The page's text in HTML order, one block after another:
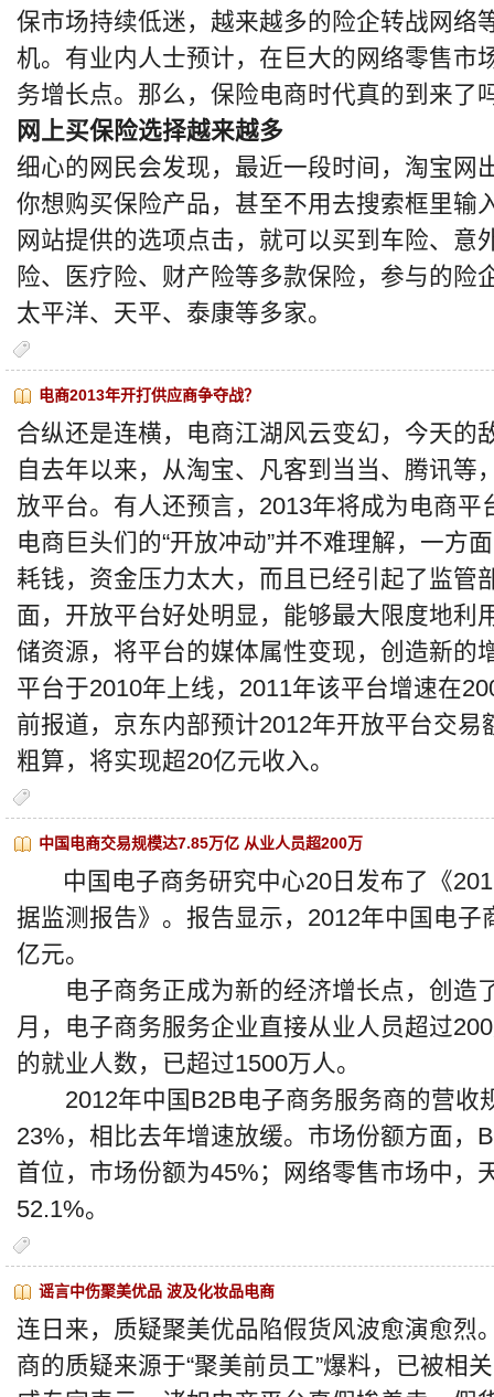
保市场持续低迷，越来越多的险企转战网络
机。有业内人士预计，在巨大的网络零售市
务增长点。那么，保险电商时代真的到来了
网上买保险选择越来越多
细心的网民会发现，最近一段时间，淘宝网
你想购买保险产品，甚至不用去搜索框里输
网站提供的选项点击，就可以买到车险、意
险、医疗险、财产险等多款保险，参与的险
太平洋、天平、泰康等多家。
电商2013年开打供应商争夺战？
合纵还是连横，电商江湖风云变幻，今天的
自去年以来，从淘宝、凡客到当当、腾讯等
放平台。有人还预言，2013年将成为电商平
电商巨头们的“开放冲动”并不难理解，一方
耗钱，资金压力太大，而且已经引起了监管
面，开放平台好处明显，能够最大限度地利
储资源，将平台的媒体属性变现，创造新的
平台于2010年上线，2011年该平台增速在
前报道，京东内部预计2012年开放平台交
粗算，将实现超20亿元收入。
中国电商交易规模达7.85万亿 从业人员超200万
中国电子商务研究中心20日发布了《
据监测报告》。报告显示，2012年中国电子
亿元。
电子商务正成为新的经济增长点，创造
月，电子商务服务企业直接从业人员超过
的就业人数，已超过1500万人。
2012年中国B2B电子商务服务商的营收
23%，相比去年增速放缓。市场份额方面，
首位，市场份额为45%；网络零售市场中，
52.1%。
谣言中伤聚美优品 波及化妆品电商
连日来，质疑聚美优品陷假货风波愈演愈烈
商的质疑来源于“聚美前员工”爆料，已被相